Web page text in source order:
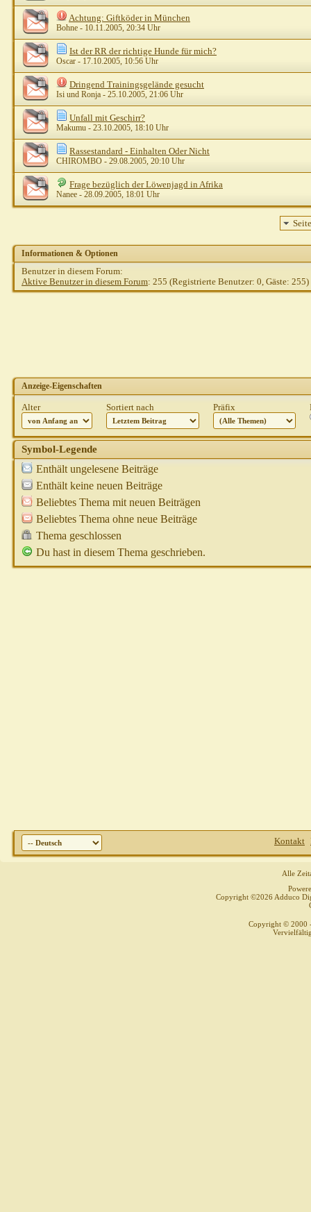
Achtung: Giftköder in München
Bohne - 10.11.2005, 20:34 Uhr
Ist der RR der richtige Hunde für mich?
Oscar - 17.10.2005, 10:56 Uhr
Dringend Trainingsgelände gesucht
Isi und Ronja - 25.10.2005, 21:06 Uhr
Unfall mit Geschirr?
Makumu - 23.10.2005, 18:10 Uhr
Rassestandard - Einhalten Oder Nicht
CHIROMBO - 29.08.2005, 20:10 Uhr
Frage bezüglich der Löwenjagd in Afrika
Nanee - 28.09.2005, 18:01 Uhr
Informationen & Optionen
Benutzer in diesem Forum:
Aktive Benutzer in diesem Forum: 255 (Registrierte Benutzer: 0, Gäste: 255)
Anzeige-Eigenschaften
Alter Sortiert nach Präfix
Symbol-Legende
Enthält ungelesene Beiträge
Enthält keine neuen Beiträge
Beliebtes Thema mit neuen Beiträgen
Beliebtes Thema ohne neue Beiträge
Thema geschlossen
Du hast in diesem Thema geschrieben.
Kontakt
Alle
Copyright ©2026 Adduco
Copyright © 2000